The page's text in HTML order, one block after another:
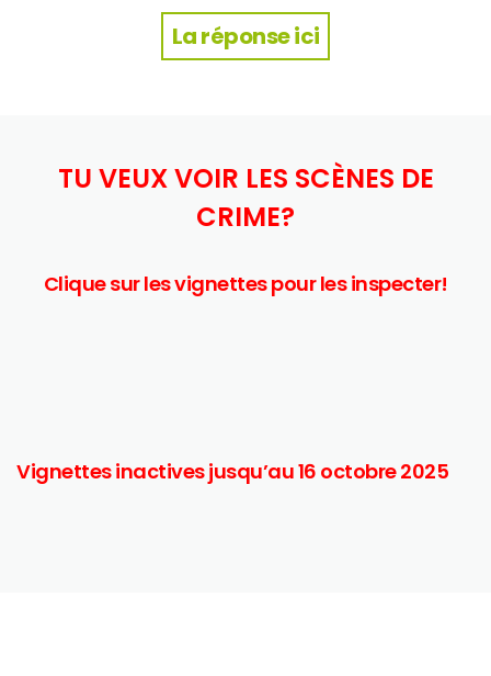
La réponse ici
TU VEUX VOIR LES SCÈNES DE
CRIME?
Clique sur les vignettes pour les inspecter!
Vignettes inactives jusqu’au 16 octobre 2025